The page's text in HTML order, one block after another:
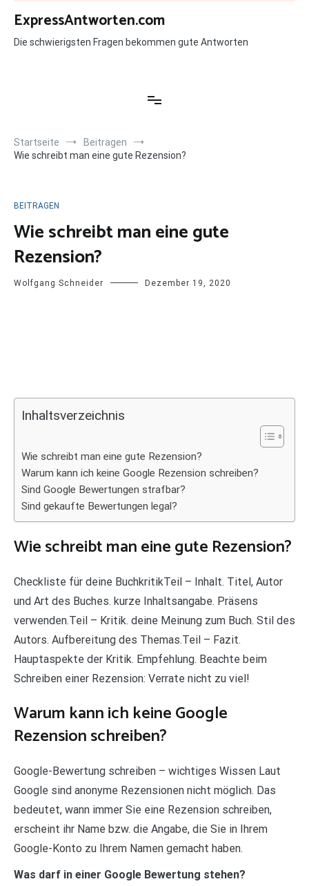
Zum
Inhalt
springen
ExpressAntworten.com
Die schwierigsten Fragen bekommen gute Antworten
Startseite
Beitragen
Wie schreibt man eine gute Rezension?
BEITRAGEN
Wie schreibt man eine gute
Rezension?
Wolfgang Schneider Dezember 19, 2020
Inhaltsverzeichnis
Wie schreibt man eine gute Rezension?
Warum kann ich keine Google Rezension schreiben?
Sind Google Bewertungen strafbar?
Sind gekaufte Bewertungen legal?
Wie schreibt man eine gute Rezension?
Checkliste für deine BuchkritikTeil – Inhalt. Titel, Autor
und Art des Buches. kurze Inhaltsangabe. Präsens
verwenden.Teil – Kritik. deine Meinung zum Buch. Stil des
Autors. Aufbereitung des Themas.Teil – Fazit.
Hauptaspekte der Kritik. Empfehlung. Beachte beim
Schreiben einer Rezension: Verrate nicht zu viel!
Warum kann ich keine Google
Rezension schreiben?
Google-Bewertung schreiben – wichtiges Wissen Laut
Google sind anonyme Rezensionen nicht möglich. Das
bedeutet, wann immer Sie eine Rezension schreiben,
erscheint ihr Name bzw. die Angabe, die Sie in Ihrem
Google-Konto zu Ihrem Namen gemacht haben.
Was darf in einer Google Bewertung stehen?